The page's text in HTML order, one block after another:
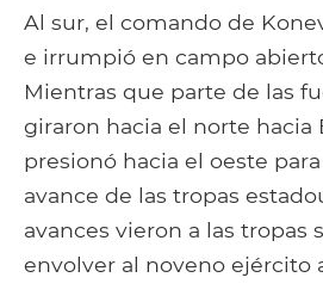
Al sur, el comando de
e irrumpió en campo
Mientras que parte de las
giraron hacia el norte hacia
presionó hacia el oeste
avance de las tropas
avances vieron a las tropas
envolver al noveno ejército